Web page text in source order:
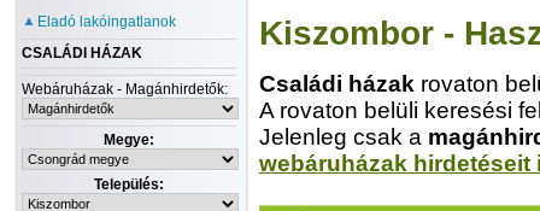
Eladó lakóingatlanok
CSALÁDI HÁZAK
Webáruházak - Magánhirdetők:
Megye:
Település:
Kiszombor -
Családi házak rovaton
A rovaton belüli keresési
Jelenleg csak a
webáruházak hirdetéseit